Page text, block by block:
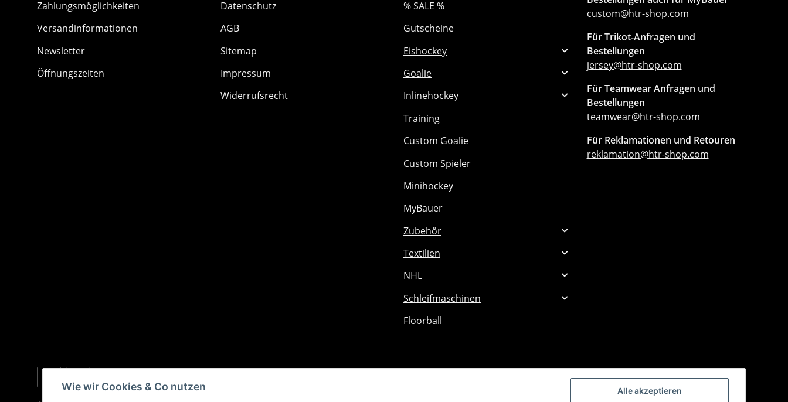
Alle akzeptieren
Wie wir Cookies & Co nutzen
Zahlungsmöglichkeiten
Versandinformationen
Newsletter
Öffnungszeiten
Datenschutz
AGB
Sitemap
Impressum
Widerrufsrecht
% SALE %
Gutscheine
Eishockey
Goalie
Inlinehockey
Training
Custom Goalie
Custom Spieler
Minihockey
MyBauer
Zubehör
Textilien
NHL
Schleifmaschinen
Floorball
custom@htr-shop.com
Für Trikot-Anfragen und
Bestellungen
jersey@htr-shop.com
Für Teamwear Anfragen und
Bestellungen
teamwear@htr-shop.com
Für Reklamationen und Retouren
reklamation@htr-shop.com